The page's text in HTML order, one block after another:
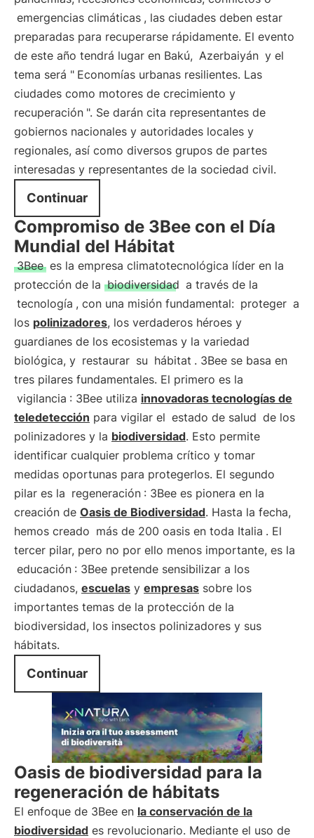
emergencias climáticas , las ciudades deben estar
preparadas para recuperarse rápidamente. El evento
de este año tendrá lugar en Bakú, Azerbaiyán y el
tema será " Economías urbanas resilientes. Las
ciudades como motores de crecimiento y
recuperación ". Se darán cita representantes de
gobiernos nacionales y autoridades locales y
regionales, así como diversos grupos de partes
interesadas y representantes de la sociedad civil.
Continuar
Compromiso de 3Bee con el Día
Mundial del Hábitat
3Bee es la empresa climatotecnológica líder en la
protección de la biodiversidad a través de la
tecnología , con una misión fundamental: proteger a
los polinizadores, los verdaderos héroes y
guardianes de los ecosistemas y la variedad
biológica, y restaurar su hábitat . 3Bee se basa en
tres pilares fundamentales. El primero es la
vigilancia : 3Bee utiliza innovadoras tecnologías de
teledetección para vigilar el estado de salud de los
polinizadores y la biodiversidad. Esto permite
identificar cualquier problema crítico y tomar
medidas oportunas para protegerlos. El segundo
pilar es la regeneración : 3Bee es pionera en la
creación de Oasis de Biodiversidad. Hasta la fecha,
hemos creado más de 200 oasis en toda Italia . El
tercer pilar, pero no por ello menos importante, es la
educación : 3Bee pretende sensibilizar a los
ciudadanos, escuelas y empresas sobre los
importantes temas de la protección de la
biodiversidad, los insectos polinizadores y sus
hábitats.
Continuar
Oasis de biodiversidad para la
regeneración de hábitats
El enfoque de 3Bee en la conservación de la
biodiversidad es revolucionario. Mediante el uso de